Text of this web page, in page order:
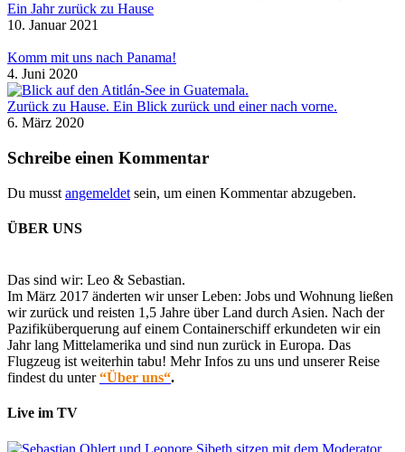
Ein Jahr zurück zu Hause
10. Januar 2021
Komm mit uns nach Panama!
4. Juni 2020
Zurück zu Hause. Ein Blick zurück und einer nach vorne.
6. März 2020
Schreibe einen Kommentar
Du musst angemeldet sein, um einen Kommentar abzugeben.
ÜBER UNS
Das sind wir: Leo & Sebastian.
Im März 2017 änderten wir unser Leben: Jobs und Wohnung ließen
wir zurück und reisten 1,5 Jahre über Land durch Asien. Nach der
Pazifiküberquerung auf einem Containerschiff erkundeten wir ein
Jahr lang Mittelamerika und sind nun zurück in Europa. Das
Flugzeug ist weiterhin tabu! Mehr Infos zu uns und unserer Reise
findest du unter“Über uns“.
Live im TV